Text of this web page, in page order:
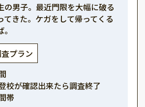
の男子。最近門限を大幅に破る
てきた。ケガをして帰ってくる
プラン
校が確認出来たら調査終了
帯